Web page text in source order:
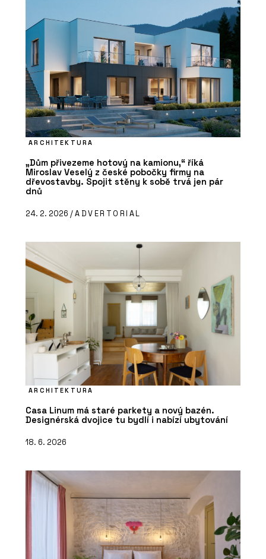
ARCHITEKTURA
„Dům přivezeme hotový na kamionu,“ říká
Miroslav Veselý z české pobočky firmy na
dřevostavby. Spojit stěny k sobě trvá jen pár
dnů
24. 2. 2026 /ADVERTORIAL
ARCHITEKTURA
Casa Linum má staré parkety a nový bazén.
Designérská dvojice tu bydlí i nabízí ubytování
18. 6. 2026